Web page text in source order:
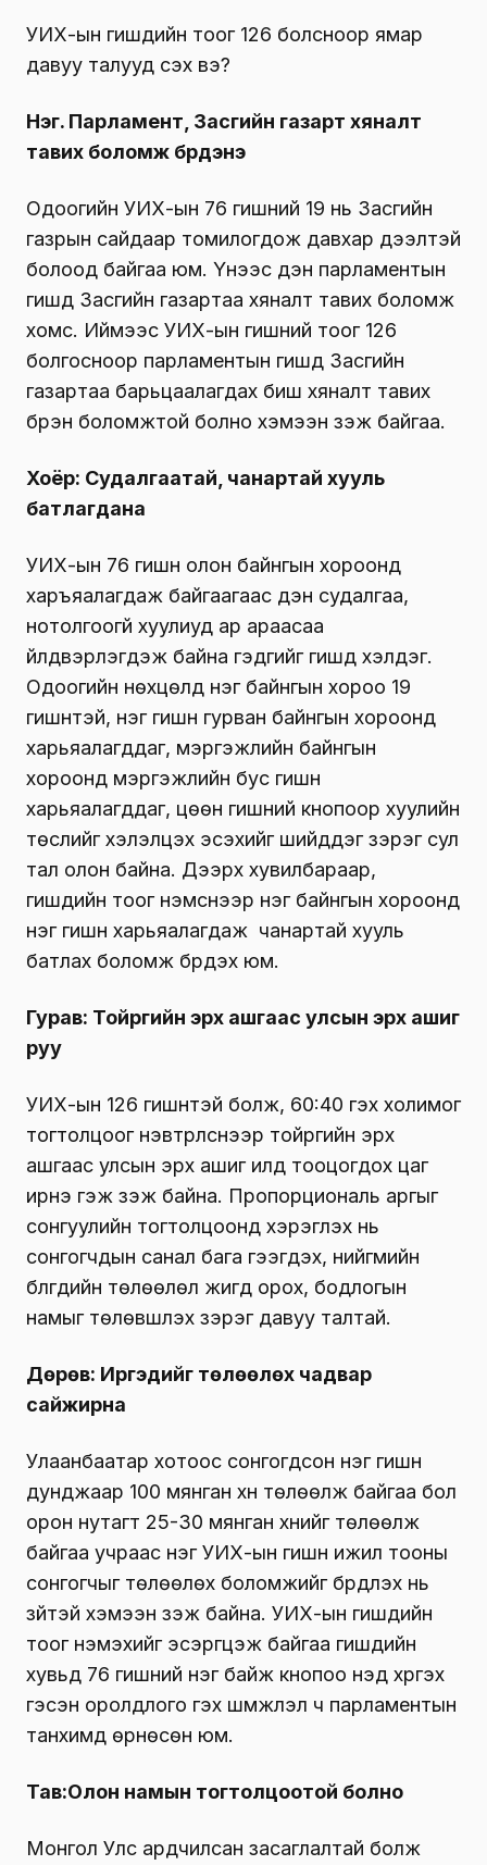
УИХ-ын гишүүдийн тоог 126 болсноор ямар
давуу талууд үүсэх вэ?
Нэг. Парламент, Засгийн газарт хяналт
тавих боломж бүрдэнэ
Одоогийн УИХ-ын 76 гишүүний 19 нь Засгийн
газрын сайдаар томилогдож давхар дээлтэй
болоод байгаа юм. Үүнээс үүдэн парламентын
гишүүд Засгийн газартаа хяналт тавих боломж
хомс. Иймээс УИХ-ын гишүүний тоог 126
болгосноор парламентын гишүүд Засгийн
газартаа барьцаалагдах биш хяналт тавих
бүрэн боломжтой болно хэмээн үзэж байгаа.
Хоёр: Судалгаатай, чанартай хууль
батлагдана
УИХ-ын 76 гишүүн олон байнгын хороонд
харъяалагдаж байгаагаас үүдэн судалгаа,
нотолгоогүй хуулиуд ар араасаа
үйлдвэрлэгдэж байна гэдгийг гишүүд хэлдэг.
Одоогийн нөхцөлд нэг байнгын хороо 19
гишүүнтэй, нэг гишүүн гурван байнгын хороонд
харьяалагддаг, мэргэжлийн байнгын
хороонд мэргэжлийн бус гишүүн
харьяалагддаг, цөөн гишүүний кнопоор хуулийн
төслийг хэлэлцэх эсэхийг шийддэг зэрэг сул
тал олон байна. Дээрх хувилбараар,
гишүүдийн тоог нэмснээр нэг байнгын хороонд
нэг гишүүн харьяалагдаж чанартай хууль
батлах боломж бүрдэх юм.
Гурав: Тойргийн эрх ашгаас улсын эрх ашиг
руу
УИХ-ын 126 гишүүнтэй болж, 60:40 гэх холимог
тогтолцоог нэвтрүүлснээр тойргийн эрх
ашгаас улсын эрх ашиг илүүд тооцогдох цаг
ирнэ гэж үзэж байна. Пропорциональ аргыг
сонгуулийн тогтолцоонд хэрэглэх нь
сонгогчдын санал бага гээгдэх, нийгмийн
бүлгүүдийн төлөөлөл жигд орох, бодлогын
намыг төлөвшүүлэх зэрэг давуу талтай.
Дөрөв: Иргэдийг төлөөлөх чадвар
сайжирна
Улаанбаатар хотоос сонгогдсон нэг гишүүн
дунджаар 100 мянган хүн төлөөлж байгаа бол
орон нутагт 25-30 мянган хүнийг төлөөлж
байгаа учраас нэг УИХ-ын гишүүн ижил тооны
сонгогчыг төлөөлөх боломжийг бүрдүүлэх нь
зүйтэй хэмээн үзэж байна. УИХ-ын гишүүдийн
тоог нэмэхийг эсэргүүцэж байгаа гишүүдийн
хувьд 76 гишүүний нэг байж кнопоо үнэд хүргэх
гэсэн оролдлого гэх шүүмжлэл ч парламентын
танхимд өрнөсөн юм.
Тав:Олон намын тогтолцоотой болно
Монгол Улс ардчилсан засаглалтай болж